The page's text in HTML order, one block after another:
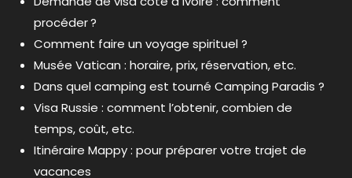
procéder ?
Comment faire un voyage spirituel ?
Musée Vatican : horaire, prix, réservation, etc.
Dans quel camping est tourné Camping Paradis ?
Visa Russie : comment l’obtenir, combien de
temps, coût, etc.
Itinéraire Mappy : pour préparer votre trajet de
vacances